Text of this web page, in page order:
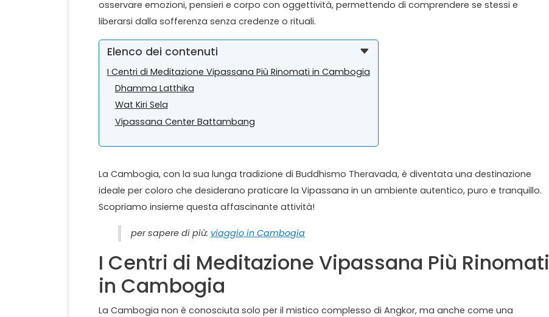
osservare emozioni, pensieri e corpo con oggettività, permettendo di comprendere se stessi e
liberarsi dalla sofferenza senza credenze o rituali.
Elenco dei contenuti
I Centri di Meditazione Vipassana Più Rinomati in Cambogia
Dhamma Latthika
Wat Kiri Sela
Vipassana Center Battambang
La Cambogia, con la sua lunga tradizione di Buddhismo Theravada, è diventata una destinazione
ideale per coloro che desiderano praticare la Vipassana in un ambiente autentico, puro e tranquillo.
Scopriamo insieme questa affascinante attività!
per sapere di più: viaggio in Cambogia
I Centri di Meditazione Vipassana Più Rinomati
in Cambogia
La Cambogia non è conosciuta solo per il mistico complesso di Angkor, ma anche come una